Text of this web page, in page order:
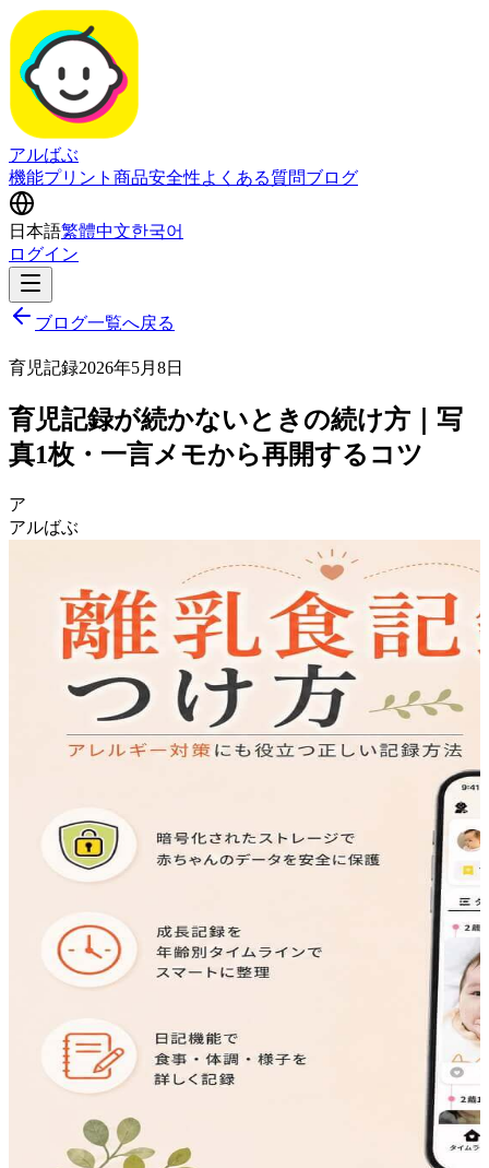
アルばぶ
機能プリント商品安全性よくある質問ブログ
日本語繁體中文한국어
ログイン
ブログ一覧へ戻る
育児記録2026年5月8日
育児記録が続かないときの続け方｜写
真1枚・一言メモから再開するコツ
ア
アルばぶ